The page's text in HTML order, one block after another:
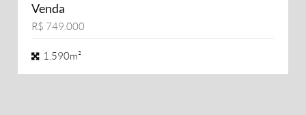
Venda
R$ 749.000
1.590m²